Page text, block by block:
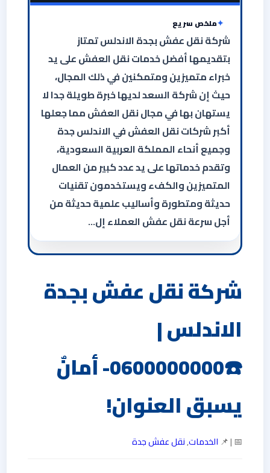
ملخص سريع
شركة نقل عفش بجدة الاندلس تمتاز
بتقديمها أفضل خدمات نقل العفش على يد
خبراء متميزين ومتمكنين في ذلك المجال،
حيث إن شركة السعد لديها خبرة طويلة جدا لا
يستهان بها في مجال نقل العفش مما جعلها
أكبر شركات نقل العفش في الاندلس جدة
وجميع أنحاء المملكة العربية السعودية،
وتقدم خدماتها على يد عدد كبير من العمال
المتميزين والكفء ويستخدمون تقنيات
حديثة ومتطورة وأساليب علمية حديثة من
أجل سرعة نقل عفش العملاء إل…
شركة نقل عفش بجدة
الاندلس |
☎️0600000000- أمانٌ
يسبق العنوان!
📅 | 📌 الخدمات,نقل عفش جدة